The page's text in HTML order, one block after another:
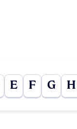
E F G H